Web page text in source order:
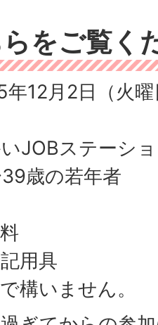
をご覧く
年12月2日（火
JOBステーシ
歳の若年者
用具
構いません。